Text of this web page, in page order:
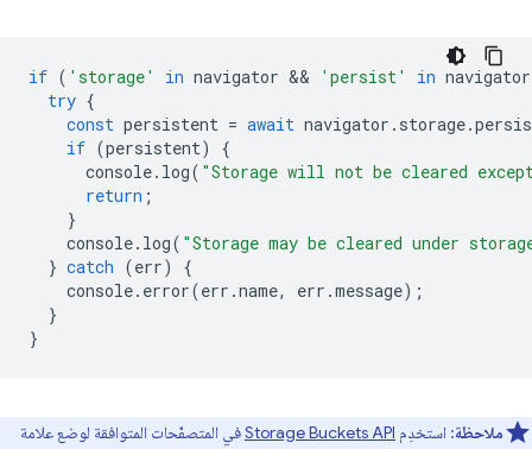
if ( 'storage' in navigator && 'persist' in navigator
try {
const persistent = await navigator . storage.
if (persistent)
{
console. log( "Storage will not be cleared
return ;
}
console. log( "Storage may be cleared under
} catch (err)
{
console. error(err .name, err .message);
}
}
ملاحظة: استخدِم Storage Buckets APIفي المتصفّحات المتوافقة لوضع علامة